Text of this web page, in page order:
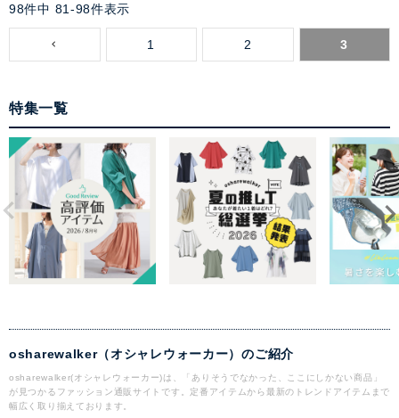
98件中 81 -98件表示
1 2 3
特集一覧
osharewalker（オシャレウォーカー）のご紹介
osharewalker(オシャレウォーカー)は、「ありそうでなかった、ここにしかない商品」
が見つかるファッション通販サイトです。定番アイテムから最新のトレンドアイテムまで
幅広く取り揃えております。